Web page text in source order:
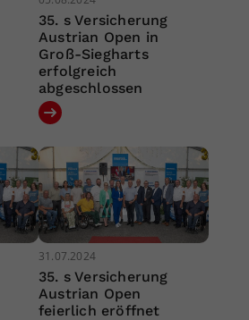
35. s Versicherung
Austrian Open in
Groß-Siegharts
erfolgreich
abgeschlossen
31.07.2024
35. s Versicherung
Austrian Open
feierlich eröffnet